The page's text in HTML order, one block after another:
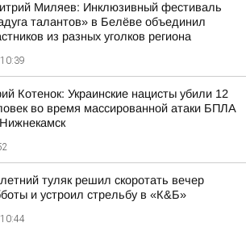
Миляев: Инклюзивный фестиваль
талантов» в Белёве объединил
из разных уголков региона
10:39
Котенок: Украинские нацисты убили 12
во время массированной атаки БПЛА
туляк решил скоротать вечер
и устроил стрельбу в «К&Б»
10:44